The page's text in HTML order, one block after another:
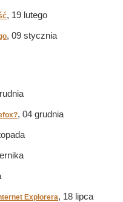
, 19 lutego
, 09 stycznia
, 04 grudnia
Explorera, 18 lipca